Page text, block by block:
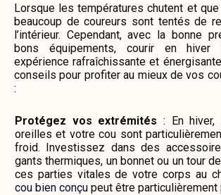
Lorsque les températures chutent et que
beaucoup de coureurs sont tentés de
l’intérieur. Cependant, avec la bonne
bons équipements, courir en
expérience rafraîchissante et
conseils pour profiter au mieux de vos
:
Protégez vos extrémités : En hiver,
oreilles et votre cou sont
froid. Investissez dans des
gants thermiques, un bonnet ou un tour
ces parties vitales de votre corps au
cou bien conçu peut être particulièrement